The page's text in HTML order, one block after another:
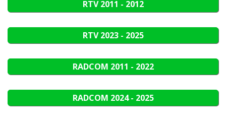
RTV2011 - 2012
RTV2023 - 2025
RADCOM 2011 - 2022
RADCOM 2024 - 2025